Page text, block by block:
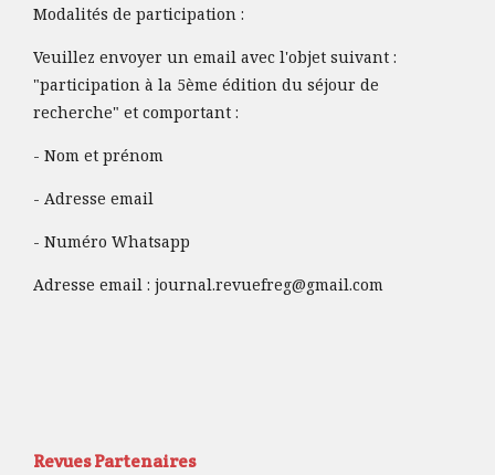
Modalités de participation :
Veuillez envoyer un email avec l'objet suivant :
"participation à la 5ème édition du séjour de
recherche" et comportant :
- Nom et prénom
- Adresse email
- Numéro Whatsapp
Adresse email : journal.revuefreg@gmail.com
Revues Partenaires